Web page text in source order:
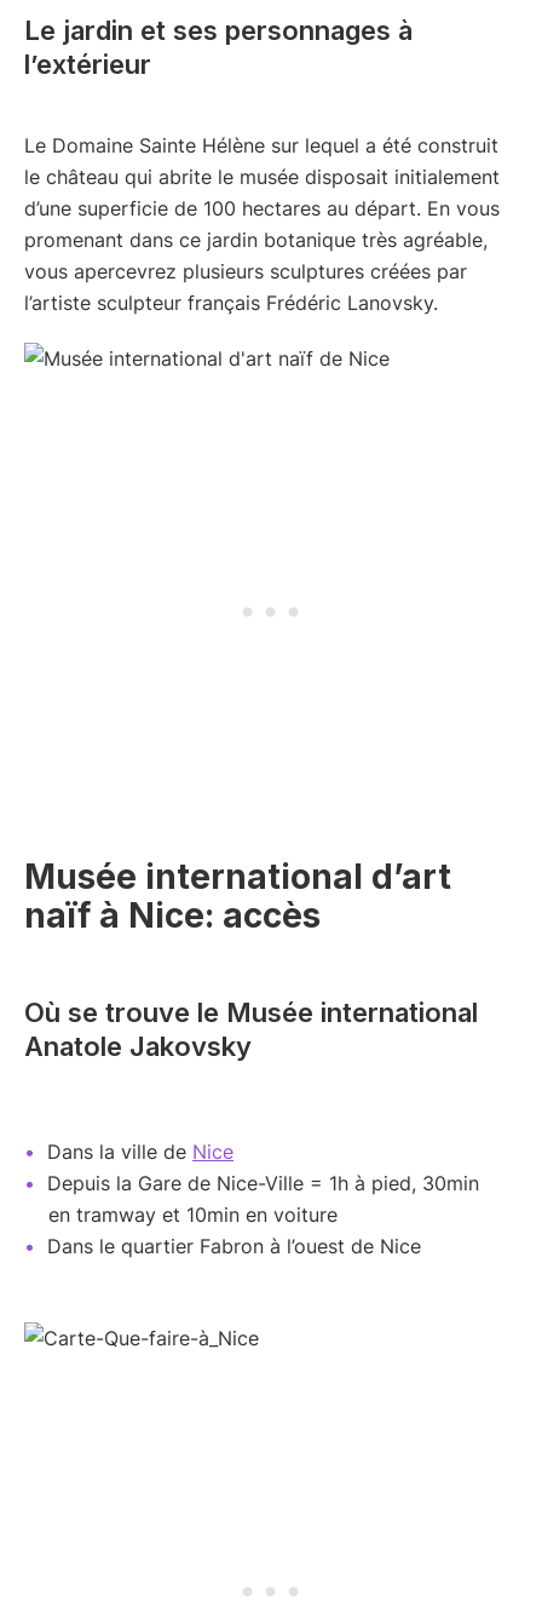
Le jardin et ses personnages à
l’extérieur
Le Domaine Sainte Hélène sur lequel a été construit
le château qui abrite le musée disposait initialement
d’une superficie de 100 hectares au départ. En vous
promenant dans ce jardin botanique très agréable,
vous apercevrez plusieurs sculptures créées par
l’artiste sculpteur français Frédéric Lanovsky.
Musée international d’art
naïf à Nice: accès
Où se trouve le Musée international
Anatole Jakovsky
Dans la ville de Nice
Depuis la Gare de Nice-Ville = 1h à pied, 30min
en tramway et 10min en voiture
Dans le quartier Fabron à l’ouest de Nice